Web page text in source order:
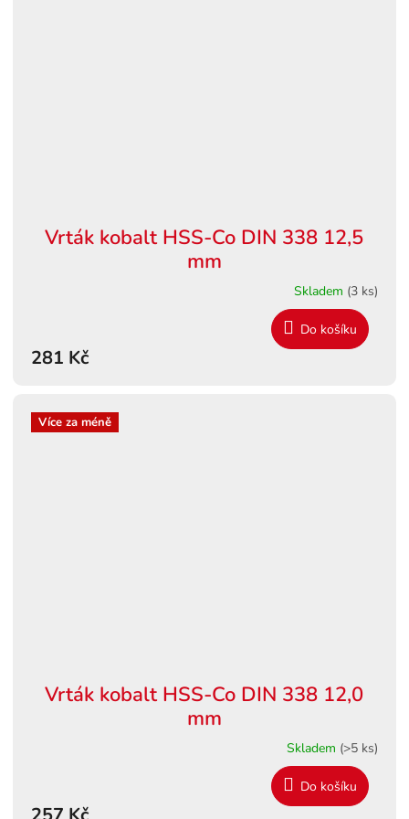
Vrták kobalt HSS-Co DIN 338 12,5
mm
Skladem (3 ks)
281 Kč
Do košíku
Více za méně
Vrták kobalt HSS-Co DIN 338 12,0
mm
Skladem (>5 ks)
Do košíku